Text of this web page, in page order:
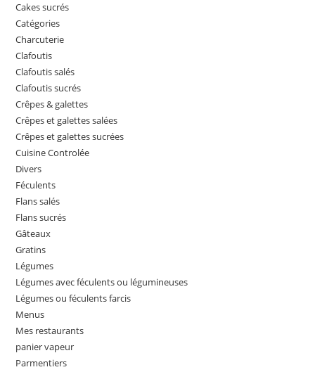
Cakes sucrés
Catégories
Charcuterie
Clafoutis
Clafoutis salés
Clafoutis sucrés
Crêpes & galettes
Crêpes et galettes salées
Crêpes et galettes sucrées
Cuisine Controlée
Divers
Féculents
Flans salés
Flans sucrés
Gâteaux
Gratins
Légumes
Légumes avec féculents ou légumineuses
Légumes ou féculents farcis
Menus
Mes restaurants
panier vapeur
Parmentiers